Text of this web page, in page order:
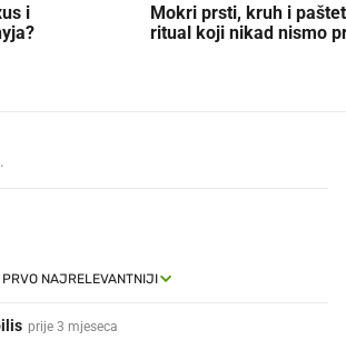
i
Mokri prsti, kruh i
ritual koji nikad nismo
prije 3 mjeseca